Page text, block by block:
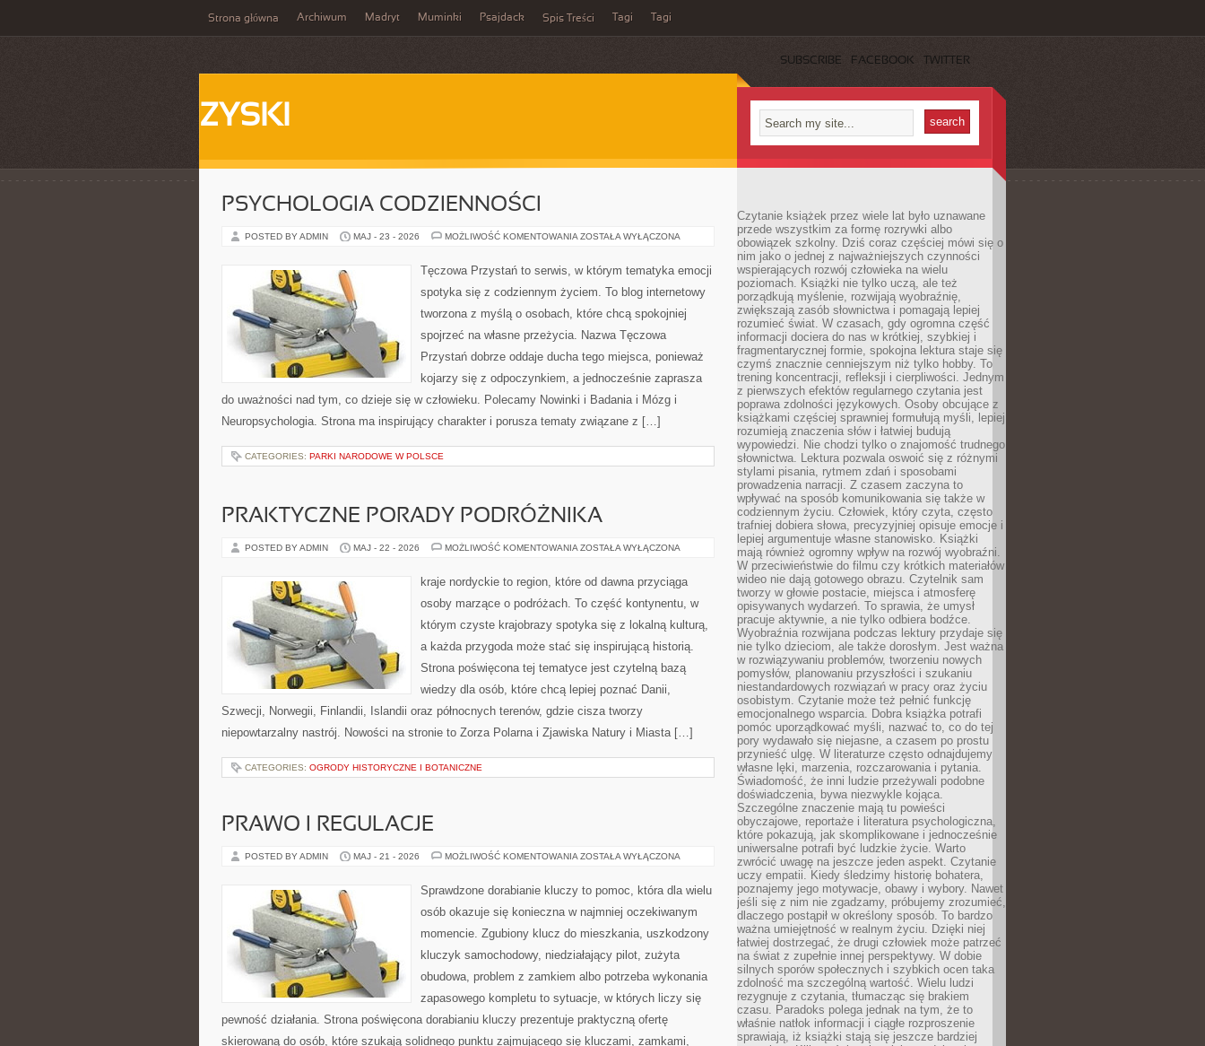
Strona główna Archiwum Madryt Muminki Psajdack Spis Treści Tagi Tagi
SUBSCRIBE FACEBOOK TWITTER
ZYSKI
PSYCHOLOGIA CODZIENNOŚCI
POSTED BY ADMIN MAJ - 23 - 2026 MOŻLIWOŚĆ KOMENTOWANIA PSYCHOLOGIA
ZOSTAŁA WYŁĄCZONA
Tęczowa Przystań to serwis, w którym tematyka emocji
spotyka się z codziennym życiem. To blog internetowy
tworzona z myślą o osobach, które chcą spokojniej
spojrzeć na własne przeżycia. Nazwa Tęczowa
Przystań dobrze oddaje ducha tego miejsca, ponieważ
kojarzy się z odpoczynkiem, a jednocześnie zaprasza
do uważności nad tym, co dzieje się w człowieku. Polecamy Nowinki i Badania i Mózg i
Neuropsychologia. Strona ma inspirujący charakter i porusza tematy związane z […]
CATEGORIES: PARKI NARODOWE W POLSCE
PRAKTYCZNE PORADY PODRÓŻNIKA
POSTED BY ADMIN MAJ - 22 - 2026 MOŻLIWOŚĆ KOMENTOWANIA PRAKTYCZNE
ZOSTAŁA WYŁĄCZONA
kraje nordyckie to region, które od dawna przyciąga
osoby marzące o podróżach. To część kontynentu, w
którym czyste krajobrazy spotyka się z lokalną kulturą,
a każda przygoda może stać się inspirującą historią.
Strona poświęcona tej tematyce jest czytelną bazą
wiedzy dla osób, które chcą lepiej poznać Danii,
Szwecji, Norwegii, Finlandii, Islandii oraz północnych terenów, gdzie cisza tworzy
niepowtarzalny nastrój. Nowości na stronie to Zorza Polarna i Zjawiska Natury i Miasta […]
CATEGORIES: OGRODY HISTORYCZNE I BOTANICZNE
PRAWO I REGULACJE
POSTED BY ADMIN MAJ - 21 - 2026 MOŻLIWOŚĆ KOMENTOWANIA PRAWO
ZOSTAŁA WYŁĄCZONA
Sprawdzone dorabianie kluczy to pomoc, która dla wielu
osób okazuje się konieczna w najmniej oczekiwanym
momencie. Zgubiony klucz do mieszkania, uszkodzony
kluczyk samochodowy, niedziałający pilot, zużyta
obudowa, problem z zamkiem albo potrzeba wykonania
zapasowego kompletu to sytuacje, w których liczy się
pewność działania. Strona poświęcona dorabianiu kluczy prezentuje praktyczną ofertę
skierowaną do osób, które szukają solidnego punktu zajmującego się kluczami, zamkami,
Czytanie książek przez wiele lat było uznawane
przede wszystkim za formę rozrywki albo
obowiązek szkolny. Dziś coraz częściej mówi się o
nim jako o jednej z najważniejszych czynności
wspierających rozwój człowieka na wielu
poziomach. Książki nie tylko uczą, ale też
porządkują myślenie, rozwijają wyobraźnię,
zwiększają zasób słownictwa i pomagają lepiej
rozumieć świat. W czasach, gdy ogromna część
informacji dociera do nas w krótkiej, szybkiej i
fragmentarycznej formie, spokojna lektura staje się
czymś znacznie cenniejszym niż tylko hobby. To
trening koncentracji, refleksji i cierpliwości. Jednym
z pierwszych efektów regularnego czytania jest
poprawa zdolności językowych. Osoby obcujące z
książkami częściej sprawniej formułują myśli, lepiej
rozumieją znaczenia słów i łatwiej budują
wypowiedzi. Nie chodzi tylko o znajomość trudnego
słownictwa. Lektura pozwala oswoić się z różnymi
stylami pisania, rytmem zdań i sposobami
prowadzenia narracji. Z czasem zaczyna to
wpływać na sposób komunikowania się także w
codziennym życiu. Człowiek, który czyta, często
trafniej dobiera słowa, precyzyjniej opisuje emocje i
lepiej argumentuje własne stanowisko. Książki
mają również ogromny wpływ na rozwój wyobraźni.
W przeciwieństwie do filmu czy krótkich materiałów
wideo nie dają gotowego obrazu. Czytelnik sam
tworzy w głowie postacie, miejsca i atmosferę
opisywanych wydarzeń. To sprawia, że umysł
pracuje aktywnie, a nie tylko odbiera bodźce.
Wyobraźnia rozwijana podczas lektury przydaje się
nie tylko dzieciom, ale także dorosłym. Jest ważna
w rozwiązywaniu problemów, tworzeniu nowych
pomysłów, planowaniu przyszłości i szukaniu
niestandardowych rozwiązań w pracy oraz życiu
osobistym. Czytanie może też pełnić funkcję
emocjonalnego wsparcia. Dobra książka potrafi
pomóc uporządkować myśli, nazwać to, co do tej
pory wydawało się niejasne, a czasem po prostu
przynieść ulgę. W literaturze często odnajdujemy
własne lęki, marzenia, rozczarowania i pytania.
Świadomość, że inni ludzie przeżywali podobne
doświadczenia, bywa niezwykle kojąca.
Szczególne znaczenie mają tu powieści
obyczajowe, reportaże i literatura psychologiczna,
które pokazują, jak skomplikowane i jednocześnie
uniwersalne potrafi być ludzkie życie. Warto
zwrócić uwagę na jeszcze jeden aspekt. Czytanie
uczy empatii. Kiedy śledzimy historię bohatera,
poznajemy jego motywacje, obawy i wybory. Nawet
jeśli się z nim nie zgadzamy, próbujemy zrozumieć,
dlaczego postąpił w określony sposób. To bardzo
ważna umiejętność w realnym życiu. Dzięki niej
łatwiej dostrzegać, że drugi człowiek może patrzeć
na świat z zupełnie innej perspektywy. W dobie
silnych sporów społecznych i szybkich ocen taka
zdolność ma szczególną wartość. Wielu ludzi
rezygnuje z czytania, tłumacząc się brakiem
czasu. Paradoks polega jednak na tym, że to
właśnie natłok informacji i ciągłe rozproszenie
sprawiają, iż książki stają się jeszcze bardziej